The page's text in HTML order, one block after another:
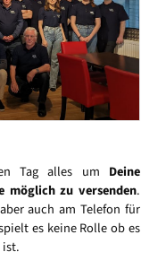
Tag alles um Deine
möglich zu versenden.
auch am Telefon für
es keine Rolle ob es